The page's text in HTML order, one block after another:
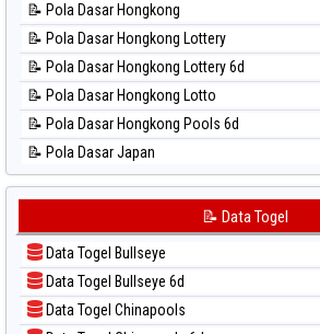
📊 Statistik Pcso
📊 Statistik Pennsylvania Day
📊 Statistik Sao Paulo
📊 Statistik Singapore
📊 Statistik Sydney
📊 Statistik Sydney Lottery
📊 Statistik Sydney Pools 6d
📊 Statistik Taipei
📊 Statistik Taiwan
📝 Pola Dasar Hongkong
📝 Pola Dasar Hongkong Lottery
📝 Pola Dasar Hongkong Lottery 6d
📝 Pola Dasar Hongkong Lotto
📝 Pola Dasar Hongkong Pools 6d
📝 Pola Dasar Japan
📝 Pola Dasar Japan 6d
📝 Pola Dasar Kuda Lari
📝 Pola Dasar Magnum Cambodia
📝 Pola Dasar Nagoya
📝 Pola Dasar North Carolina Day
📝 Data Togel
Data Togel Bullseye
Data Togel Bullseye 6d
Data Togel Chinapools